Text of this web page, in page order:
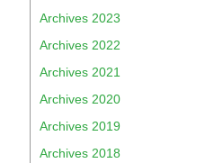
Archives 2023
Archives 2022
Archives 2021
Archives 2020
Archives 2019
Archives 2018